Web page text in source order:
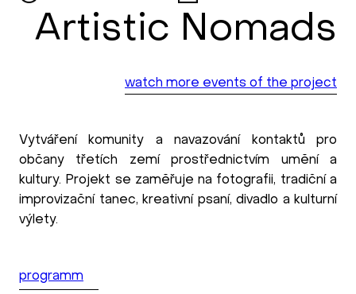
Artistic Nomads
watch more events of the project
Vytváření komunity a navazování kontaktů pro
občany třetích zemí prostřednictvím umění a
kultury. Projekt se zaměřuje na fotografii, tradiční a
improvizační tanec, kreativní psaní, divadlo a kulturní
výlety.
programm